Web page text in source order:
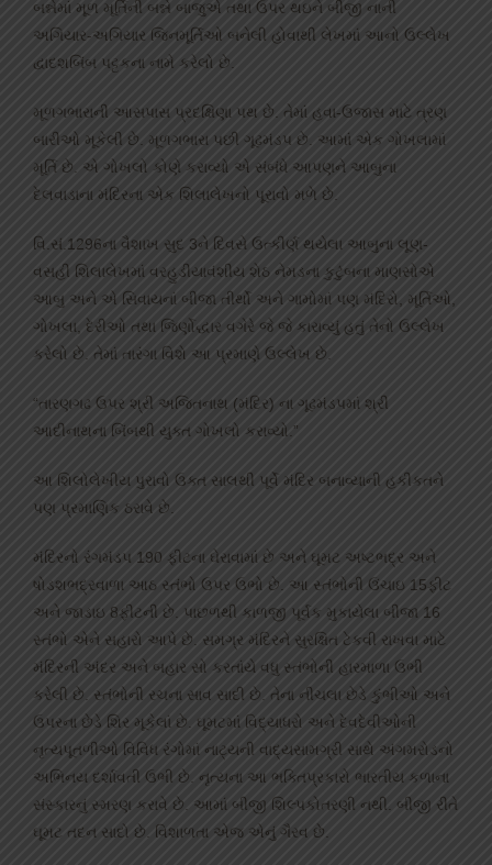
બન્નેમાં મૂળ મૂર્તિની બન્ને બાજુએ તથા ઉપર થઇને બીજી નાની
અગિયાર-અગિયાર જિનમૂર્તિઓ બનેલી હોવાથી લેખમાં આનો ઉલ્લેખ
દ્વાદશબિંબ પટ્ટકના નામે કરેલો છે.
મૂળગભારાની આસપાસ પ્રદક્ષિણા પથ છે. તેમાં હવા-ઉજાસ માટે ત્રણ
બારીઓ મૂકેલી છે. મૂળગભારા પછી ગૂઢમંડપ છે. આમાં એક ગોખલામાં
મૂર્તિ છે. એ ગોખલો કોણે કરાવ્યો એ સંબંધે આપણને આબુના
દેલવાડાના મંદિરના એક શિલાલેખનો પૂરાવો મળે છે.
વિ.સં.1296ના વૈશાખ સુદ 3ને દિવસે ઉત્કીર્ણ થયેલા આબુના લૂણ-
વસહી શિલાલેખમાં વરહુડીયાવંશીય શેઠ નેમડના કુટુંબના માણસોએ
આબુ અને એ સિવાયનાં બીજા તીર્થો અને ગામોમાં પણ મંદિરો, મૂર્તિઓ,
ગોખલા, દેરીઓ તથા જિર્ણોદ્ધાર વગેરે જે જે કારાવ્યું હતું તેનો ઉલ્લેખ
કરેલો છે. તેમાં તારંગા વિશે આ પ્રમાણે ઉલ્લેખ છે.
“તારણગઢ ઉપર શ્રી અજિતનાથ (મંદિર) ના ગૂઢમંડપમાં શ્રી
આદીનાથના બિંબથી યુક્ત ગોખલો કરાવ્યો.”
આ શિલોલેખીય પુરાવો ઉક્ત સાલથી પૂર્વે મંદિર બનાવ્યાની હકીકતને
પણ પ્રમાણિક ઠરાવે છે.
મંદિરનો રંગમંડપ 190 ફીટના ઘેરાવામાં છે અને ઘૂમટ અષ્ટભદ્ર અને
ષોડશભદ્રવાળા આઠ સ્તંભો ઉપર ઉભો છે. આ સ્તંભોની ઉંચાઇ 15ફીટ
અને જાડાઇ 8ફીટની છે. પાછળથી કાળજી પૂર્વક મુકાયેલા બીજા 16
સ્તંભો એને સહારો આપે છે. સમગ્ર મંદિરને સુરક્ષિત ટેકવી રાખવા માટે
મંદિરની અંદર અને બહાર સો કરતાંયે વધુ સ્તંભોની હારમાળા ઉભી
કરેલી છે. સ્તંભોની રચના સાવ સાદી છે. તેના નીચલા છેડે કુંભીઓ અને
ઉપરના છેડે શિર મૂકેલાં છે. ઘૂમટમાં વિદ્યાધરો અને દેવદેવીઓની
નૃત્યપૂતળીઓ વિવિધ રંગોમાં નાટ્યની વાદ્યસામગ્રી સાથે અંગમરોડનો
અભિનય દર્શાવતી ઉભી છે. નૃત્યના આ ભક્તિપ્રકારો ભારતીય કળાના
સંસ્કારનું સ્મરણ કરાવે છે. આમાં બીજી શિલ્પકોતરણી નથી. બીજી રીતે
ઘૂમટ તદન સાદો છે. વિશાળતા એજ એનું ગૈરવ છે.